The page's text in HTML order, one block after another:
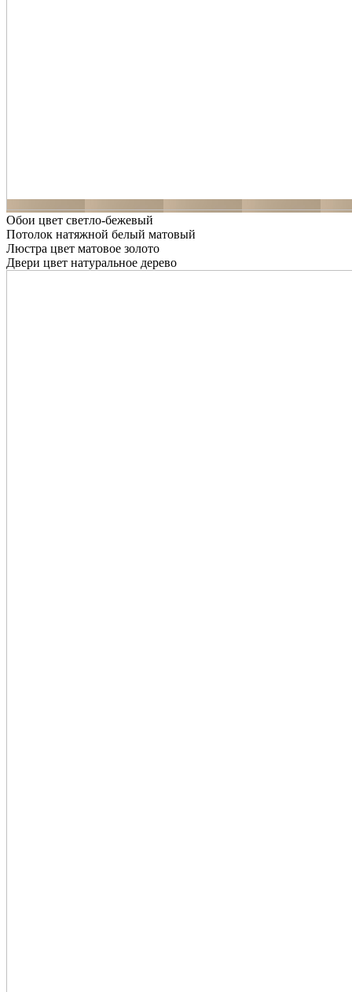
Обои цвет светло-бежевый
Потолок натяжной белый матовый
Люстра цвет матовое золото
Двери цвет натуральное дерево